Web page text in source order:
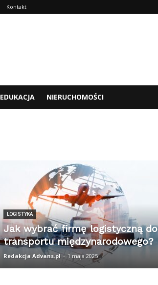
Kontakt
EDUKACJA NIERUCHOMOŚCI
LOGISTYKA
Jak wybrać firmę logistyczną do
transportu międzynarodowego?
Redakcja Advans.pl - 1 maja 2025